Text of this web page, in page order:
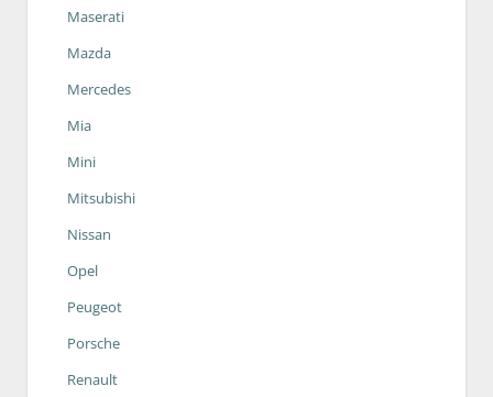
Maserati
Mazda
Mercedes
Mia
Mini
Mitsubishi
Nissan
Opel
Peugeot
Porsche
Renault